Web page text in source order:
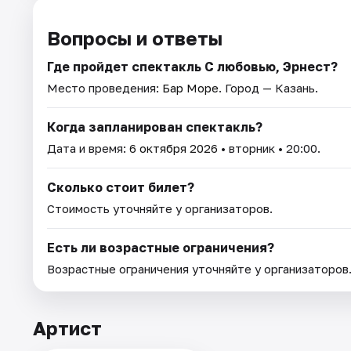
Вопросы и ответы
Где пройдет спектакль С любовью, Эрнест?
Место проведения: Бар Море. Город — Казань.
Когда запланирован спектакль?
Дата и время: 6 октября 2026 • вторник • 20:00.
Сколько стоит билет?
Стоимость уточняйте у организаторов.
Есть ли возрастные ограничения?
Возрастные ограничения уточняйте у организаторов.
Артист